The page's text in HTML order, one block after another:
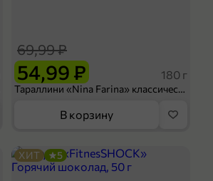
54,99 ₽
69,99 ₽
180 г
Тараллини «Nina Farina» классические, 180 г
В корзину
ХИТ 5